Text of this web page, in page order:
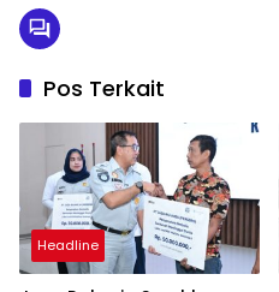
Pos Terkait
Headline